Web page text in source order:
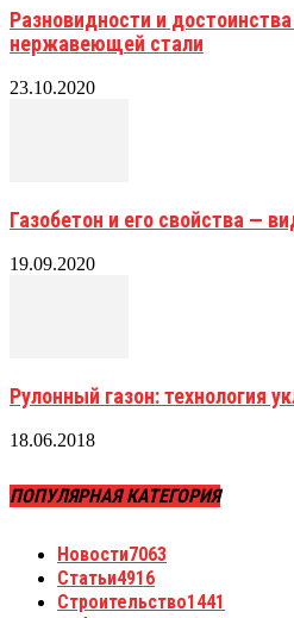
Разновидности и
нержавеющей стали
23.10.2020
Газобетон и его свойства —
19.09.2020
Рулонный газон: технология
18.06.2018
ПОПУЛЯРНАЯ КАТЕГОРИЯ
Новости7063
Статьи4916
Строительство1441